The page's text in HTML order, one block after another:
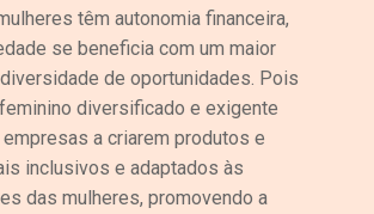
têm autonomia financeira,
se beneficia com um maior
de oportunidades. Pois
diversificado e exigente
a criarem produtos e
inclusivos e adaptados às
das mulheres, promovendo a